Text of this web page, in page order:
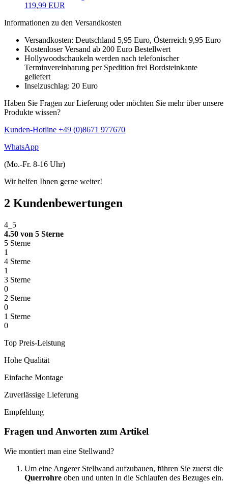
119,99 EUR
Informationen zu den Versandkosten
Versandkosten: Deutschland 5,95 Euro, Österreich 9,95 Euro
Kostenloser Versand ab 200 Euro Bestellwert
Hollywoodschaukeln werden nach telefonischer
Terminvereinbarung per Spedition frei Bordsteinkante
geliefert
Inselzuschlag: 20 Euro
Haben Sie Fragen zur Lieferung oder möchten Sie mehr über unsere
Produkte wissen?
Kunden-Hotline +49 (0)8671 977670
WhatsApp
(Mo.-Fr. 8-16 Uhr)
Wir helfen Ihnen gerne weiter!
2 Kundenbewertungen
4_5
4.50 von 5 Sterne
5 Sterne
1
4 Sterne
1
3 Sterne
0
2 Sterne
0
1 Sterne
0
Top Preis-Leistung
Hohe Qualität
Einfache Montage
Zuverlässige Lieferung
Empfehlung
Fragen und Anworten zum Artikel
Wie montiert man eine Stellwand?
Um eine Angerer Stellwand aufzubauen, führen Sie zuerst die
Querrohre oben und unten in die Schlaufen des Bezuges ein.